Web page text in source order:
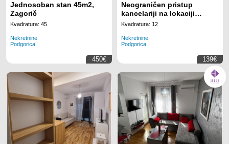
Jednosoban stan 45m2,
Zagorič
Kvadratura: 45
Nekretnine
Podgorica
450€
Neograničen pristup
kancelariji na lokaciji
Regus Business Tower
Kvadratura: 12
Nekretnine
Podgorica
139€